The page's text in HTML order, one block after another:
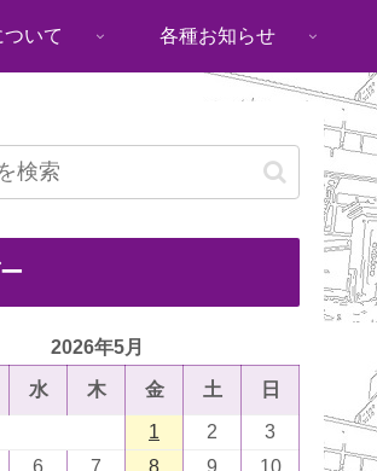
いて 各種お知らせ
2026年5月
水 木 金 土 日
1 2
3
6 7 8 9
10